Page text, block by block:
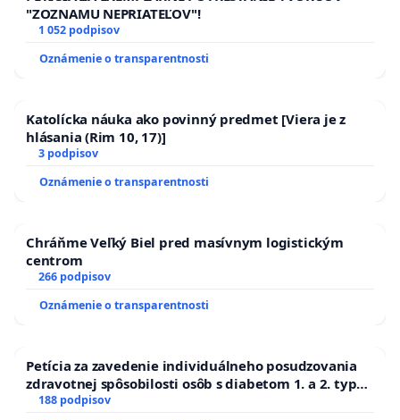
"ZOZNAMU NEPRIATEĽOV"!
1 052 podpisov
Oznámenie o transparentnosti
Katolícka náuka ako povinný predmet [Viera je z
hlásania (Rim 10, 17)]
3 podpisov
Oznámenie o transparentnosti
Chráňme Veľký Biel pred masívnym logistickým
centrom
266 podpisov
Oznámenie o transparentnosti
Petícia za zavedenie individuálneho posudzovania
zdravotnej spôsobilosti osôb s diabetom 1. a 2. typu
pri prijímaní do Policajného zboru SR
188 podpisov